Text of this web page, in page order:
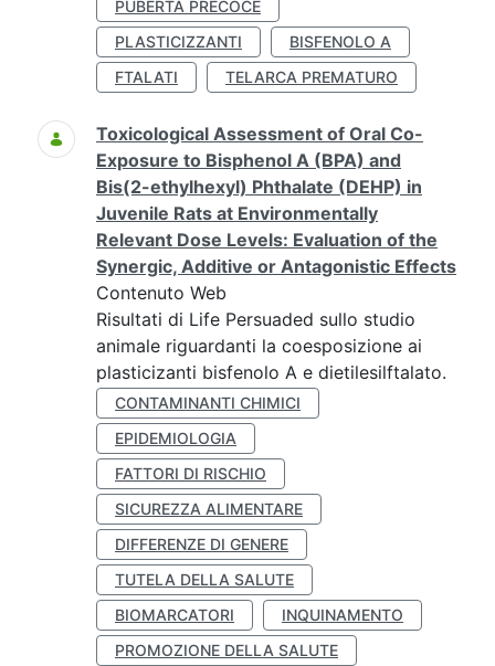
PUBERTÀ PRECOCE
PLASTICIZZANTI
BISFENOLO A
FTALATI
TELARCA PREMATURO
Toxicological Assessment of Oral Co-
Exposure to Bisphenol A (BPA) and
Bis(2-ethylhexyl) Phthalate (DEHP) in
Juvenile Rats at Environmentally
Relevant Dose Levels: Evaluation of the
Synergic, Additive or Antagonistic Effects
Contenuto Web
Risultati di Life Persuaded sullo studio
animale riguardanti la coesposizione ai
plasticizanti bisfenolo A e dietilesilftalato.
CONTAMINANTI CHIMICI
EPIDEMIOLOGIA
FATTORI DI RISCHIO
SICUREZZA ALIMENTARE
DIFFERENZE DI GENERE
TUTELA DELLA SALUTE
BIOMARCATORI
INQUINAMENTO
PROMOZIONE DELLA SALUTE